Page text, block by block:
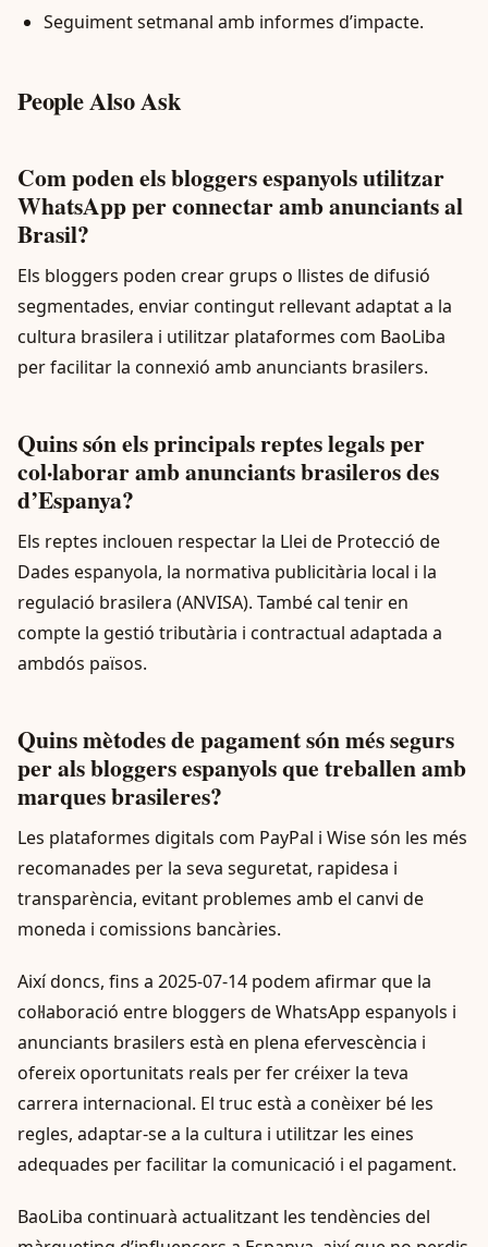
Seguiment setmanal amb informes d’impacte.
People Also Ask
Com poden els bloggers espanyols utilitzar
WhatsApp per connectar amb anunciants al
Brasil?
Els bloggers poden crear grups o llistes de difusió
segmentades, enviar contingut rellevant adaptat a la
cultura brasilera i utilitzar plataformes com BaoLiba
per facilitar la connexió amb anunciants brasilers.
Quins són els principals reptes legals per
col·laborar amb anunciants brasileros des
d’Espanya?
Els reptes inclouen respectar la Llei de Protecció de
Dades espanyola, la normativa publicitària local i la
regulació brasilera (ANVISA). També cal tenir en
compte la gestió tributària i contractual adaptada a
ambdós països.
Quins mètodes de pagament són més segurs
per als bloggers espanyols que treballen amb
marques brasileres?
Les plataformes digitals com PayPal i Wise són les més
recomanades per la seva seguretat, rapidesa i
transparència, evitant problemes amb el canvi de
moneda i comissions bancàries.
Així doncs, fins a 2025-07-14 podem afirmar que la
col·laboració entre bloggers de WhatsApp espanyols i
anunciants brasilers està en plena efervescència i
ofereix oportunitats reals per fer créixer la teva
carrera internacional. El truc està a conèixer bé les
regles, adaptar-se a la cultura i utilitzar les eines
adequades per facilitar la comunicació i el pagament.
BaoLiba continuarà actualitzant les tendències del